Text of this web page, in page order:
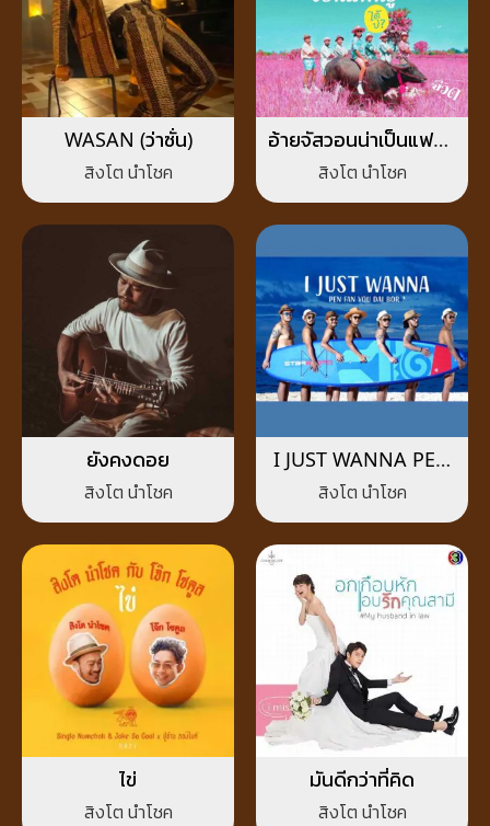
WASAN (ว่าซั่น)
สิงโต นำโชค
อ้ายจัสวอนน่าเป็นแฟนยู
ได้บ่ (จ๊วด)
สิงโต นำโชค
ยังคงดอย
สิงโต นำโชค
I JUST WANNA PEN
FAN YOU DAI BOR?
สิงโต นำโชค
ไข่
สิงโต นำโชค
มันดีกว่าที่คิด
สิงโต นำโชค